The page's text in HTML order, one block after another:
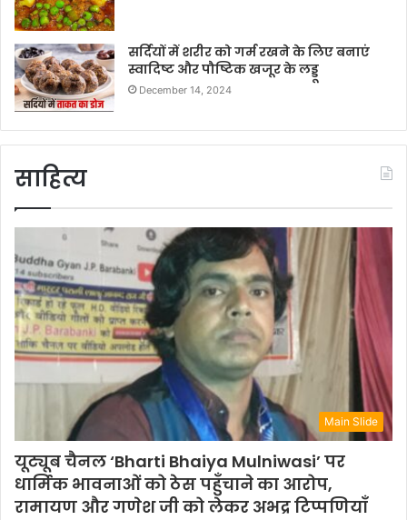
सर्दियों में शरीर को गर्म रखने के लिए बनाएं
स्वादिष्ट और पौष्टिक खजूर के लड्डू
December 14, 2024
साहित्य
Main Slide
यूट्यूब चैनल ‘Bharti Bhaiya Mulniwasi’ पर
धार्मिक भावनाओं को ठेस पहुँचाने का आरोप,
रामायण और गणेश जी को लेकर अभद्र टिप्पणियाँ